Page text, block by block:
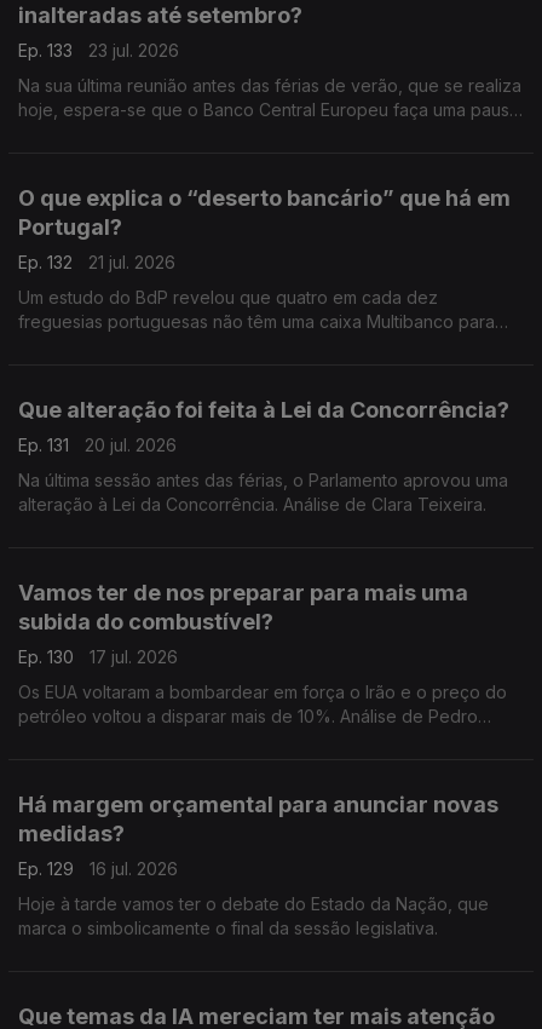
inalteradas até setembro?
Ep. 133
23 jul. 2026
Na sua última reunião antes das férias de verão, que se realiza
hoje, espera-se que o Banco Central Europeu faça uma pausa
O que explica o “deserto bancário” que há em
Portugal?
Ep. 132
21 jul. 2026
Um estudo do BdP revelou que quatro em cada dez
freguesias portuguesas não têm uma caixa Multibanco para
Que alteração foi feita à Lei da Concorrência?
Ep. 131
20 jul. 2026
Na última sessão antes das férias, o Parlamento aprovou uma
alteração à Lei da Concorrência. Análise de Clara Teixeira.
Vamos ter de nos preparar para mais uma
subida do combustível?
Ep. 130
17 jul. 2026
Os EUA voltaram a bombardear em força o Irão e o preço do
petróleo voltou a disparar mais de 10%. Análise de Pedro
Há margem orçamental para anunciar novas
medidas?
Ep. 129
16 jul. 2026
Hoje à tarde vamos ter o debate do Estado da Nação, que
marca o simbolicamente o final da sessão legislativa.
Que temas da IA mereciam ter mais atenção